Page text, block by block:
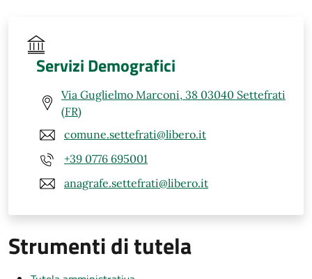
Servizi Demografici
Via Guglielmo Marconi, 38 03040 Settefrati
(FR)
comune.settefrati@libero.it
+39 0776 695001
anagrafe.settefrati@libero.it
Strumenti di tutela